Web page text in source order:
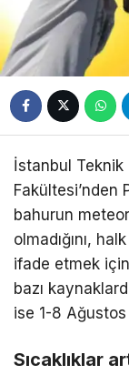
İstanbul
Fakültesi’nden
bahurun
olmadığını,
ifade etmek için
bazı
ise 1-8
Sıcaklıklar